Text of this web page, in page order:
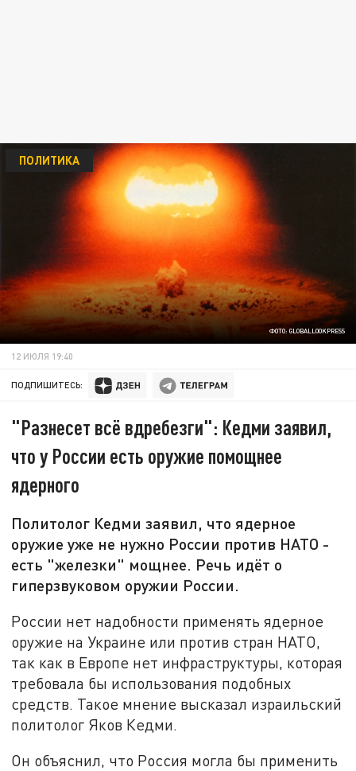
ФОТО: GLOBALLOOKPRESS
ПОЛИТИКА
12 ИЮЛЯ 19:40
ПОДПИШИТЕСЬ:
"Разнесет всё вдребезги": Кедми заявил,
что у России есть оружие помощнее
ядерного
Политолог Кедми заявил, что ядерное
оружие уже не нужно России против НАТО -
есть "железки" мощнее. Речь идёт о
гиперзвуковом оружии России.
России нет надобности применять ядерное
оружие на Украине или против стран НАТО,
так как в Европе нет инфраструктуры, которая
требовала бы использования подобных
средств. Такое мнение высказал израильский
политолог Яков Кедми.
Он объяснил, что Россия могла бы применить